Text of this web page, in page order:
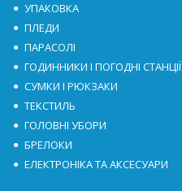
УПАКОВКА
ПЛЕДИ
ПАРАСОЛІ
ГОДИННИКИ І ПОГОДНІ СТАНЦІЇ
СУМКИ І РЮКЗАКИ
ТЕКСТИЛЬ
ГОЛОВНІ УБОРИ
БРЕЛОКИ
ЕЛЕКТРОНІКА ТА АКСЕСУАРИ